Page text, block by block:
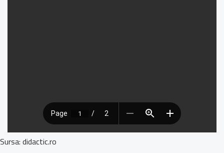
Sursa: didactic.ro